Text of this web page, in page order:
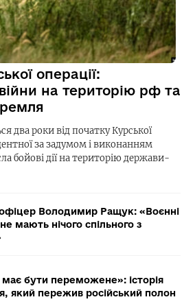
операції:
на територію рф та
два роки від початку Курської
за задумом і виконанням
бойові дії на територію держави-
Володимир Ращук: «Воєнні
мають нічого спільного з
бути переможене»: історія
який пережив російський полон